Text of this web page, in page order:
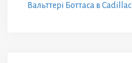
Вальттері Боттаса в Cadillac